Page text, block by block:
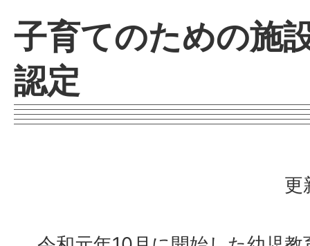
子育てのための施
認定
更